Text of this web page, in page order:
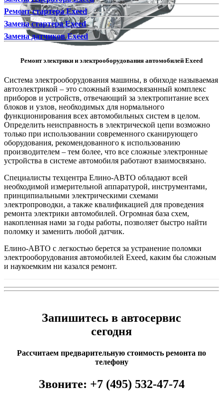
Ремонт стартера Exeed
Замена стартера Exeed
Замена датчиков Exeed
Ремонт электрики и электрооборудования автомобилей Exeed
Система электрооборудования машины, в обиходе называемая
автоэлектрикой – это сложный взаимосвязанный комплекс
приборов и устройств, отвечающий за электропитание всех
блоков и узлов, необходимых для нормального
функционирования всех автомобильных систем в целом.
Определить неисправность в электрической цепи возможно
только при использовании современного сканирующего
оборудования, рекомендованного к использованию
производителем – тем более, что все сложные электронные
устройства в системе автомобиля работают взаимосвязано.
Специалисты техцентра Елино-АВТО обладают всей
необходимой измерительной аппаратурой, инструментами,
принципиальными электрическими схемами
электропроводки, а также квалификацией для проведения
ремонта электрики автомобилей. Огромная база схем,
накопленная нами за годы работы, позволяет быстро найти
поломку и заменить любой датчик.
Елино-АВТО с легкостью берется за устранение поломки
электрооборудования автомобилей Exeed, каким бы сложным
и наукоемким ни казался ремонт.
Запишитесь в автосервис
сегодня
Рассчитаем предварительную стоимость ремонта по
телефону
Звоните: +7 (495) 532-47-74